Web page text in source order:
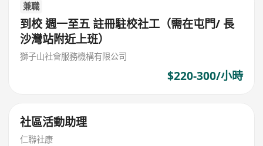
兼職
到校 週一至五 註冊駐校社工（需在屯門/ 長
沙灣站附近上班）
獅子山社會服務機構有限公司
$220-300/小時
社區活動助理
仁聯社康